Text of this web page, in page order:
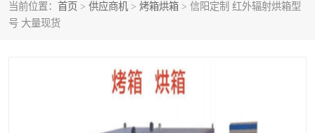
当前位置： 首页 > 供应商机 > 烤箱烘箱 > 信阳定制 红外辐射烘箱型
号 大量现货
红外加热设备
红外辐射加热模块 定制红外加热实验设备
红外辐射吸收涂料